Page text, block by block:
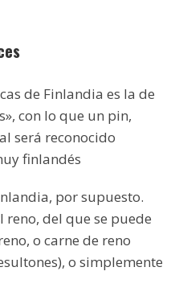
de Finlandia es la de
con lo que un pin,
será reconocido
finlandés
por supuesto.
del que se puede
o carne de reno
o simplemente